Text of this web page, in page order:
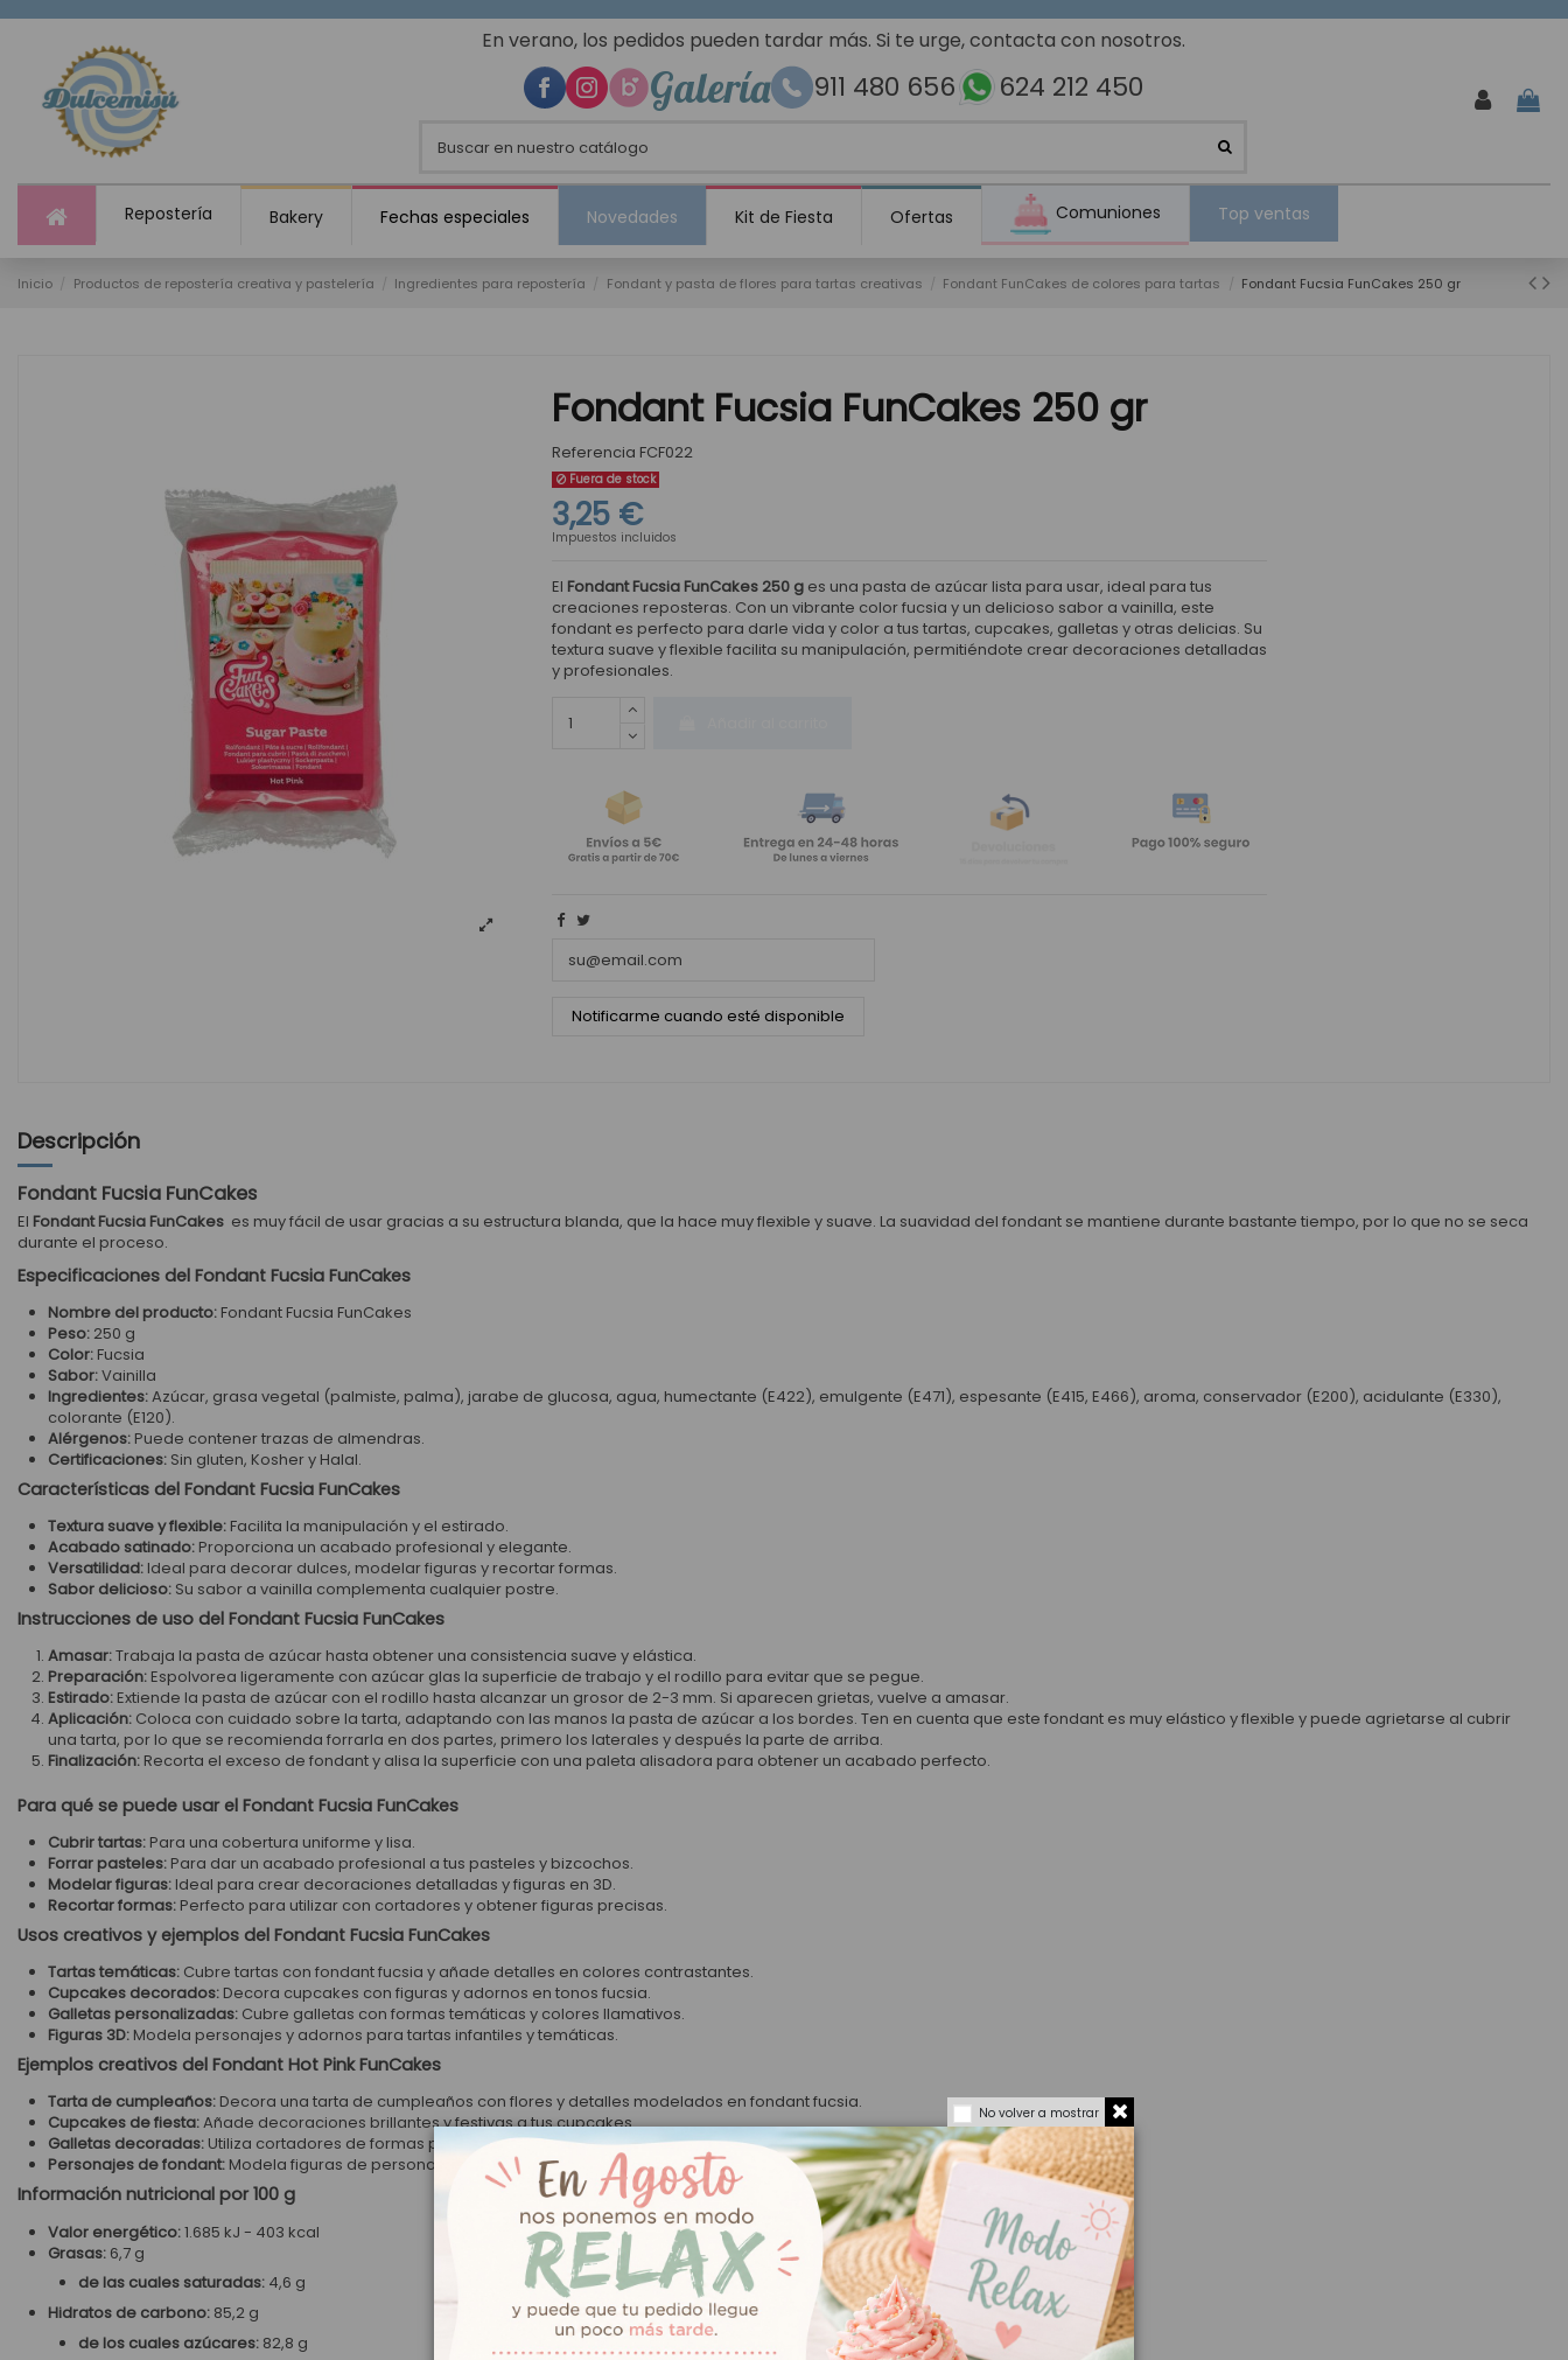
En verano, los pedidos pueden tardar más. Si te urge, contacta con nosotros.
Galería 911 480 656 624 212 450
Repostería Bakery Fechas especiales Novedades Kit de Fiesta Ofertas Comuniones Top ventas
Inicio Productos de repostería creativa y pastelería Ingredientes para repostería Fondant y pasta de flores para tartas creativas Fondant FunCakes de colores para tartas Fondant Fucsia FunCakes 250 gr
Fondant Fucsia FunCakes 250 gr
Referencia FCF022
Fuera de stock
3,25 €
Impuestos incluidos
El Fondant Fucsia FunCakes 250 ges una pasta de azúcar lista para usar, ideal para tus
creaciones reposteras. Con un vibrante color fucsia y un delicioso sabor a vainilla, este
fondant es perfecto para darle vida y color a tus tartas, cupcakes, galletas y otras delicias. Su
textura suave y flexible facilita su manipulación, permitiéndote crear decoraciones detalladas
y profesionales.
Descripción
Fondant Fucsia FunCakes
El Fondant Fucsia FunCakes es muy fácil de usar gracias a su estructura blanda, que la hace muy flexible y suave. La suavidad del fondant se mantiene durante bastante tiempo, por lo que no se seca
durante el proceso.
Especificaciones del Fondant Fucsia FunCakes
Nombre del producto: Fondant Fucsia FunCakes
Peso: 250 g
Color: Fucsia
Sabor:Vainilla
Ingredientes:Azúcar, grasa vegetal (palmiste, palma), jarabe de glucosa, agua, humectante (E422), emulgente (E471), espesante (E415, E466), aroma, conservador (E200), acidulante (E330),
colorante (E120).
Alérgenos: Puede contener trazas de almendras.
Certificaciones: Sin gluten, Kosher y Halal.
Características del Fondant Fucsia FunCakes
Textura suave y flexible: Facilita la manipulación y el estirado.
Acabado satinado: Proporciona un acabado profesional y elegante.
Versatilidad: Ideal para decorar dulces, modelar figuras y recortar formas.
Sabor delicioso: Su sabor a vainilla complementa cualquier postre.
Instrucciones de uso del Fondant Fucsia FunCakes
Amasar:Trabaja la pasta de azúcar hasta obtener una consistencia suave y elástica.
Preparación: Espolvorea ligeramente con azúcar glas la superficie de trabajo y el rodillo para evitar que se pegue.
Estirado: Extiende la pasta de azúcar con el rodillo hasta alcanzar un grosor de 2-3 mm. Si aparecen grietas, vuelve a amasar.
Aplicación: Coloca con cuidado sobre la tarta, adaptando con las manos la pasta de azúcar a los bordes. Ten en cuenta que este fondant es muy elástico y flexible y puede agrietarse al cubrir
una tarta, por lo que se recomienda forrarla en dos partes, primero los laterales y después la parte de arriba.
Finalización: Recorta el exceso de fondant y alisa la superficie con una paleta alisadora para obtener un acabado perfecto.
Para qué se puede usar el Fondant Fucsia FunCakes
Cubrir tartas: Para una cobertura uniforme y lisa.
Forrar pasteles: Para dar un acabado profesional a tus pasteles y bizcochos.
Modelar figuras: Ideal para crear decoraciones detalladas y figuras en 3D.
Recortar formas: Perfecto para utilizar con cortadores y obtener figuras precisas.
Usos creativos y ejemplos del Fondant Fucsia FunCakes
Tartas temáticas: Cubre tartas con fondant fucsia y añade detalles en colores contrastantes.
Cupcakes decorados: Decora cupcakes con figuras y adornos en tonos fucsia.
Galletas personalizadas: Cubre galletas con formas temáticas y colores llamativos.
Figuras 3D: Modela personajes y adornos para tartas infantiles y temáticas.
Ejemplos creativos del Fondant Hot Pink FunCakes
Tarta de cumpleaños: Decora una tarta de cumpleaños con flores y detalles modelados en fondant fucsia.
Cupcakes de fiesta:Añade decoraciones brillantes y festivas a tus cupcakes.
Galletas decoradas: Utiliza cortadores de formas para crear galletas decorativas para eventos especiales.
Personajes de fondant: Modela figuras de personajes para tartas de cumpleaños infantiles.
Información nutricional por 100 g
Valor energético:1.685 kJ - 403 kcal
Grasas: 6,7 g
de las cuales saturadas: 4,6 g
Hidratos de carbono: 85,2 g
de los cuales azúcares: 82,8 g
No volver a mostrar